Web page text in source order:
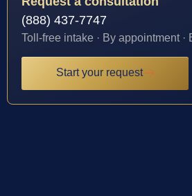
(888) 437-7747
Toll-free intake · By appointment
Start your request